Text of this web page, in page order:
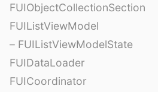
FUIObjectCollectionSection
FUIListViewModel
– FUIListViewModelState
FUIDataLoader
FUICoordinator